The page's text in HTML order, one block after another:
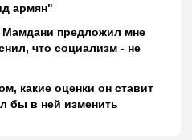
армян"
предложил мне
что социализм - не
какие оценки он ставит
бы в ней изменить